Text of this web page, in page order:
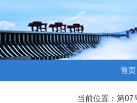
首页
当前位置： 第07